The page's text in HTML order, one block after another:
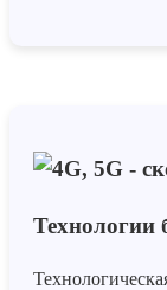
Технологии